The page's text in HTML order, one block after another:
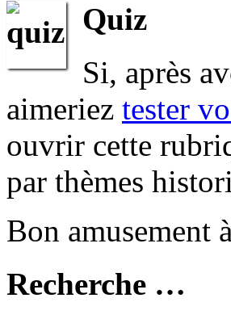
Quiz
Si, après
aimeriez tester
ouvrir cette
par thèmes
Bon amusement
Recherche …